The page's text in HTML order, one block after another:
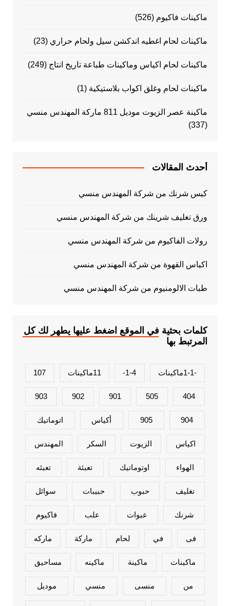
ماكينات فاكيوم (526)
ماكينات لحام اغطيه اندكشن سيل ولحام حراري (23)
ماكينات لحام اكياس وماكينات طباعة تاريخ انتاج (249)
ماكينات لحام وغلق اكواب بلاستيكية (1)
ماكينة عصر الزيوت موديل 811 ماركة المهندس منسي
(337)
أحدث المقالات
كيس شرنك من شركة المهندس منسي
ورق تغليف شرينك من شركة المهندس منسي
رولات الفاكيوم من شركة المهندس منسي
اكياس القهوة من شركة المهندس منسي
طبات الالومنيوم من شركة المهندس منسي
كلمات بحثية في الموقع اضغط عليها يطهر لك كل
المرتبط بها
-1-1ماكينات 1-4- 11ماكينات 107
404
505
901
902
903
904
905 أكياس اتوماتيك
اكياس الزيوت السكر المهندس
الهواء اوتوماتيك تعبئة تعبئه
تغليف حبوب حبيبات سوائل
شرنك عبوات علب فاكيوم
فى في لحام ماركة ماركه
ماكينات ماكينة ماكينه مساحيق
من منسى منسي موديل